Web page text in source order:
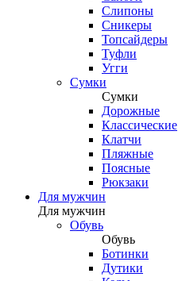
Слипоны
Сникеры
Топсайдеры
Туфли
Угги
Сумки
Сумки
Дорожные
Классические
Клатчи
Пляжные
Поясные
Рюкзаки
Для мужчин
Для мужчин
Обувь
Обувь
Ботинки
Дутики